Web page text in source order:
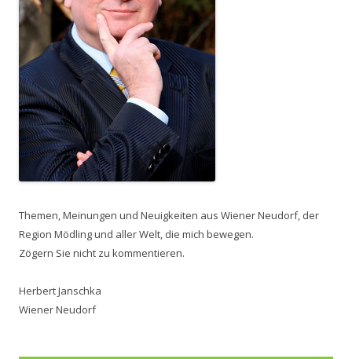
Themen, Meinungen und Neuigkeiten aus Wiener Neudorf, der
Region Mödling und aller Welt, die mich bewegen.
Zögern Sie nicht zu kommentieren.
Herbert Janschka
Wiener Neudorf